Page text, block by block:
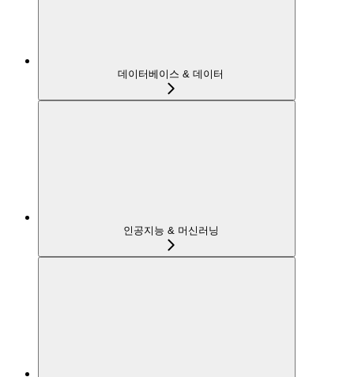
데이터베이스 & 데이터
인공지능 & 머신러닝